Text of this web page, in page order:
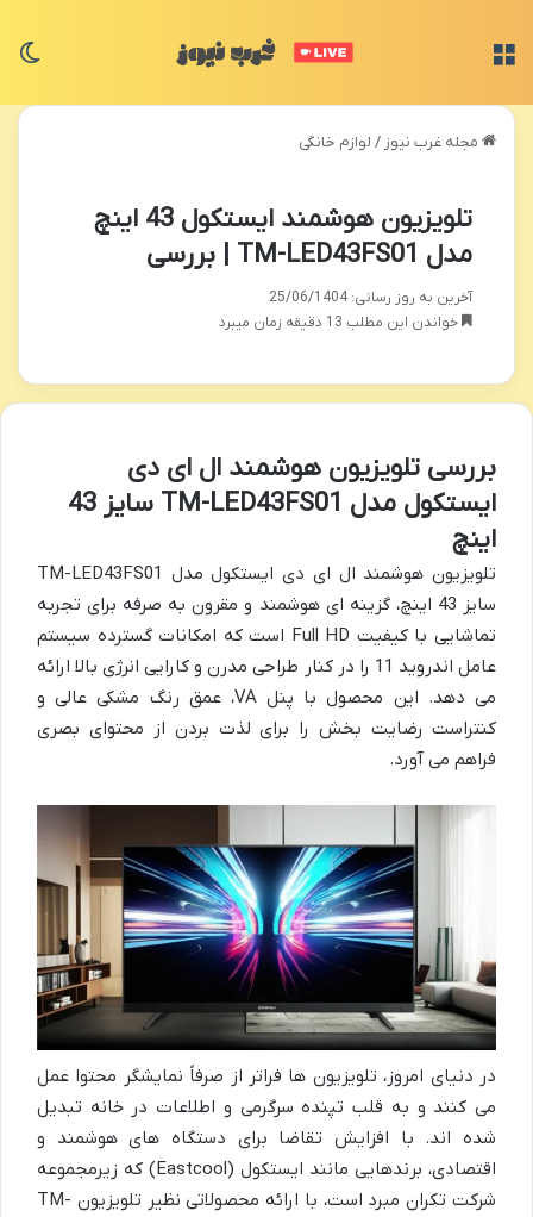
مجله غرب نیوز / لوازم خانگی
تلویزیون هوشمند ایستکول 43 اینچ
مدل TM-LED43FS01 | بررسی
آخرین به روز رسانی: 25/06/1404
خواندن این مطلب 13 دقیقه زمان میبرد
بررسی تلویزیون هوشمند ال ای دی
ایستکول مدل TM-LED43FS01 سایز 43
اینچ
تلویزیون هوشمند ال ای دی ایستکول مدل TM-LED43FS01
سایز 43 اینچ، گزینه ای هوشمند و مقرون به صرفه برای تجربه
تماشایی با کیفیت Full HD است که امکانات گسترده سیستم
عامل اندروید 11 را در کنار طراحی مدرن و کارایی انرژی بالا ارائه
می دهد. این محصول با پنل VA، عمق رنگ مشکی عالی و
کنتراست رضایت بخش را برای لذت بردن از محتوای بصری
فراهم می آورد.
در دنیای امروز، تلویزیون ها فراتر از صرفاً نمایشگر محتوا عمل
می کنند و به قلب تپنده سرگرمی و اطلاعات در خانه تبدیل
شده اند. با افزایش تقاضا برای دستگاه های هوشمند و
اقتصادی، برندهایی مانند ایستکول (Eastcool) که زیرمجموعه
شرکت تکران مبرد است، با ارائه محصولاتی نظیر تلویزیون TM-